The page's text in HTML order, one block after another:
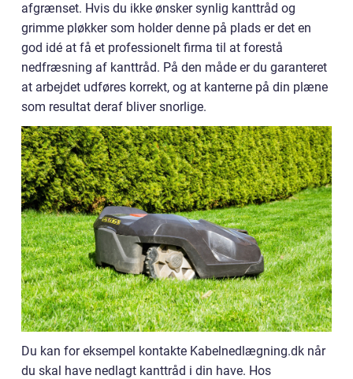
afgrænset. Hvis du ikke ønsker synlig kanttråd og
grimme pløkker som holder denne på plads er det en
god idé at få et professionelt firma til at forestå
nedfræsning af kanttråd. På den måde er du garanteret
at arbejdet udføres korrekt, og at kanterne på din plæne
som resultat deraf bliver snorlige.
Du kan for eksempel kontakte Kabelnedlægning.dk når
du skal have nedlagt kanttråd i din have. Hos